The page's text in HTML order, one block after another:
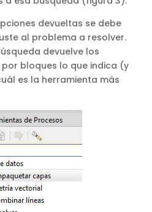
devueltas se debe
al problema a resolver.
devuelve los
bloques lo que indica (y
es la herramienta más